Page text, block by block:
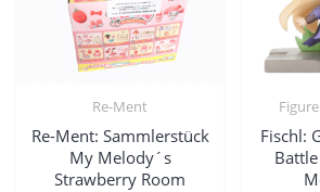
Re-Ment
Re-Ment: Sammlerstück
My Melody´s
Strawberry Room
Fischl: